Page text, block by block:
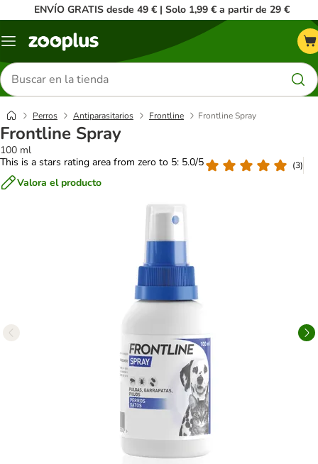
ENVÍO GRATIS desde 49 € | Solo 1,99 € a partir de 29 €
Menú
Buscar
productos
Perros Antiparasitarios Frontline Frontline Spray
Frontline Spray
100 ml
This is a stars rating area from zero to 5: 5.0/5
(3)
Valora el producto